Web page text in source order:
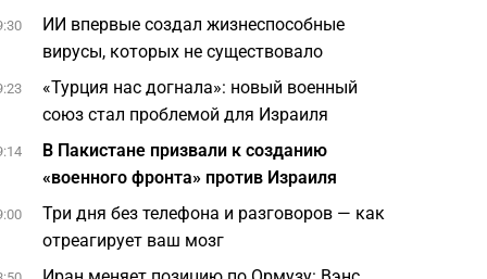
ИИ впервые создал жизнеспособные
вирусы, которых не существовало
«Турция нас догнала»: новый военный
союз стал проблемой для Израиля
В Пакистане призвали к созданию
«военного фронта» против Израиля
Три дня без телефона и разговоров — как
отреагирует ваш мозг